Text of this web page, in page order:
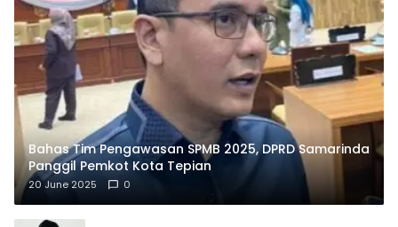
Bahas Tim Pengawasan SPMB 2025, DPRD Samarinda
Panggil Pemkot Kota Tepian
20 June 2025 0